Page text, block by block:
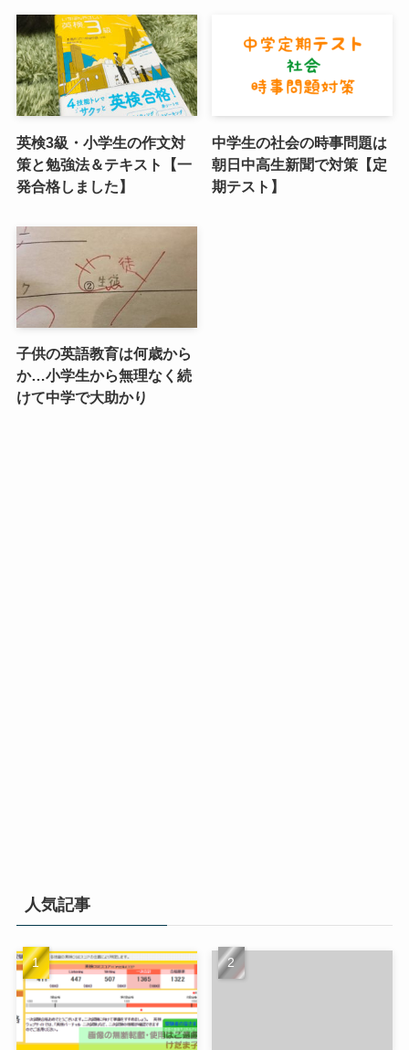
英検3級・小学生の作文対
策と勉強法＆テキスト【一
発合格しました】
中学生の社会の時事問題は
朝日中高生新聞で対策【定
期テスト】
子供の英語教育は何歳から
か…小学生から無理なく続
けて中学で大助かり
人気記事